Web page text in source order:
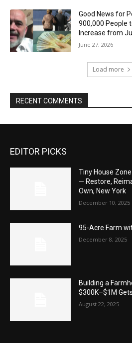
Good News for
900,000 People
Increase from
June 27, 2026
Load more
RECENT COMMENTS
EDITOR PICKS
Tiny House
— Restore,
Own, New York
December 10, 2025
95-Acre Farm
December 8, 2025
Building a
$300K–$1M
August 22, 2025